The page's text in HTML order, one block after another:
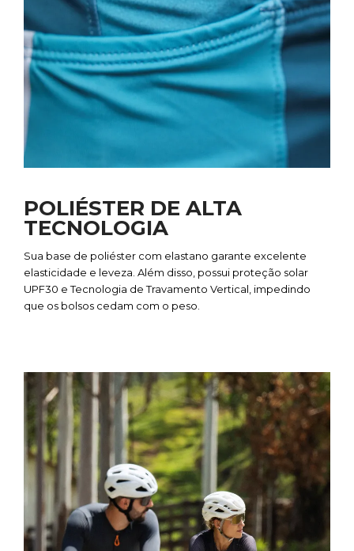
POLIÉSTER DE ALTA
TECNOLOGIA
Sua base de poliéster com elastano garante excelente
elasticidade e leveza. Além disso, possui proteção solar
UPF30 e Tecnologia de Travamento Vertical, impedindo
que os bolsos cedam com o peso.